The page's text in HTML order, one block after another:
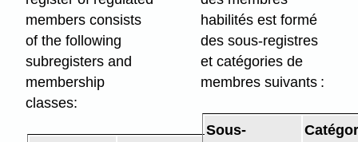
members consists
of the following
subregisters and
membership
classes:
habilités est formé
des sous-registres
et catégories de
membres suivants :
Sous-